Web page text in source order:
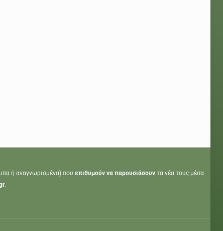
ή αναγνωρισμένα) που επιθυμούν να παρουσιάσουντα νέα τους μέσα
.